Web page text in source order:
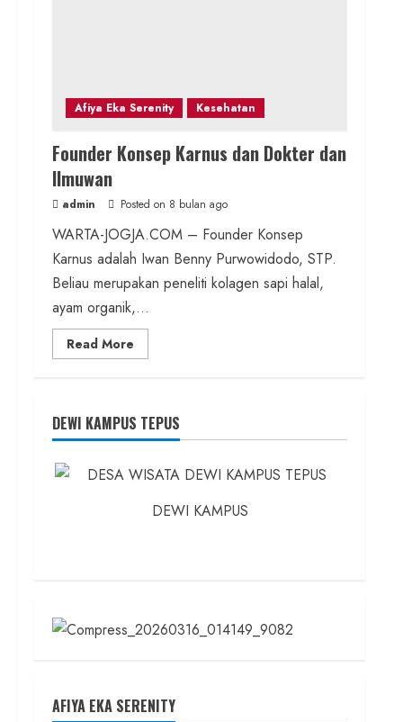
Afiya Eka Serenity Kesehatan
Founder Konsep Karnus dan Dokter dan
Ilmuwan
admin Posted on 8 bulan ago
WARTA-JOGJA.COM – Founder Konsep
Karnus adalah Iwan Benny Purwowidodo, STP.
Beliau merupakan peneliti kolagen sapi halal,
ayam organik,...
Read More
more
dan
Dokter
dan
DEWI KAMPUS TEPUS
DEWI KAMPUS
AFIYA EKA SERENITY